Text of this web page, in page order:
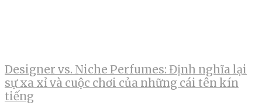
Designer vs. Niche Perfumes: Định nghĩa lại
sự xa xỉ và cuộc chơi của những cái tên kín
tiếng